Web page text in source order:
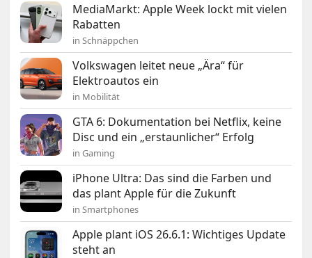
MediaMarkt: Apple Week lockt mit vielen
Rabatten
in Schnäppchen
Volkswagen leitet neue „Ära“ für
Elektroautos ein
in Mobilität
GTA 6: Dokumentation bei Netflix, keine
Disc und ein „erstaunlicher“ Erfolg
in Gaming
iPhone Ultra: Das sind die Farben und
das plant Apple für die Zukunft
in Smartphones
Apple plant iOS 26.6.1: Wichtiges Update
steht an